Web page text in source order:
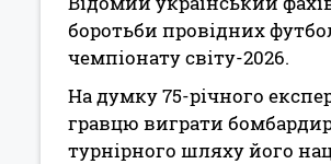
боротьби провідних
чемпіонату світу-2026.
На думку 75-річного
гравцю виграти
турнірного шляху його